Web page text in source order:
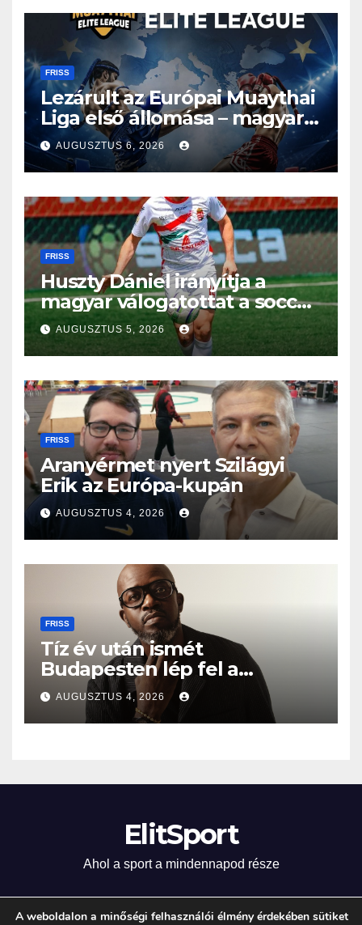
FRISS
Lezárult az Európai Muaythai
Liga első állomása – magyar
részvétellel debütált az új
sorozat
AUGUSZTUS 6, 2026
FRISS
Huszty Dániel irányítja a
magyar válogatottat a socca-
világbajnokságon
AUGUSZTUS 5, 2026
FRISS
Aranyérmet nyert Szilágyi
Erik az Európa-kupán
AUGUSZTUS 4, 2026
FRISS
Tíz év után ismét
Budapesten lép fel a
Grammy-díjas világsztár
AUGUSZTUS 4, 2026
ElitSport
Ahol a sport a mindennapod része
A weboldalon a minőségi felhasználói élmény érdekében sütiket